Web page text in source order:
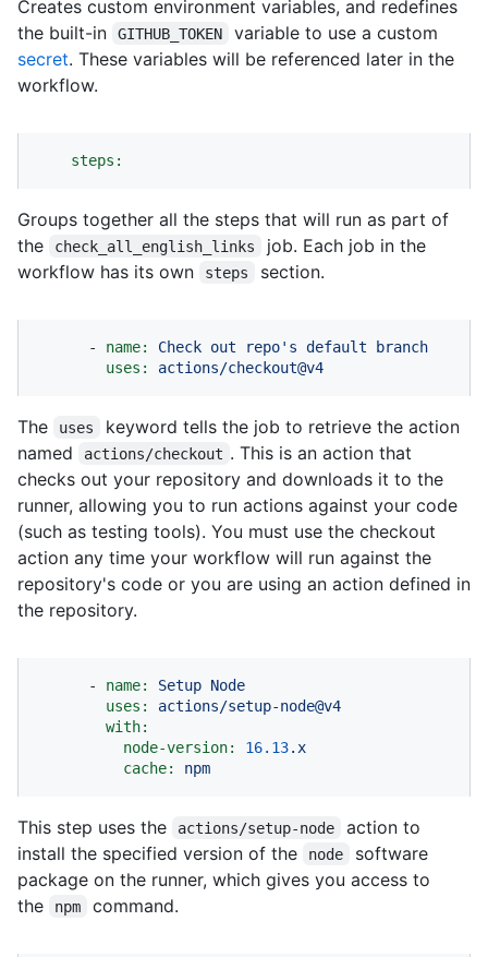
Creates custom environment variables, and redefines
the built-in
GITHUB_TOKEN
variable to use a custom
secret. These variables will be referenced later in the
workflow.
steps:
Groups together all the steps that will run as part of
the
check_all_english_links
job. Each job in the
workflow has its own
steps section.
- name: Check out repo's default
branch
uses:
actions/checkout@v4
The uses
keyword tells the job to retrieve the action
named
actions/checkout . This is an action that
checks out your repository and downloads it to the
runner, allowing you to run actions against your code
(such as testing tools). You must use the checkout
action any time your workflow will run against the
repository's code or you are using an action defined in
the repository.
- name: Setup Node
uses:
actions/setup-node@v4
with:
node-version:
16.13.x
cache:
npm
This step uses the actions/setup-node
action to
install the specified version of the
node
software
package on the runner, which gives you access to
the
npm command.